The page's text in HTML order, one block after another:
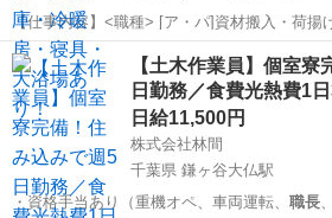
【仕事内容】<職種> [ア・パ]資材搬入・荷揚
建築・建設・土木作業 <雇用形態> アルバイ
パ]日給15,000円～ 日給:15,000円～ 嬉しい給
は週払...
アルバイト・パート
【土木作業員】個室寮
日勤務／食費光熱費1
日給11,500円
株式会社林間
千葉県 鎌ヶ谷大仏駅
・資格手当あり（重機オペ、車両運転、 職長